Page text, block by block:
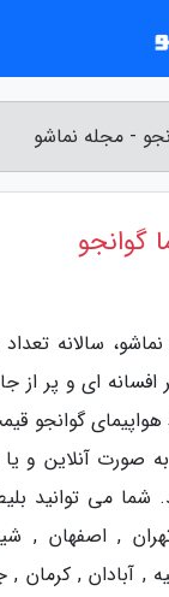
- مجله نماشو
گوانجو
سالانه
ای و پر از
هواپیمای گوانجو
صورت آنلاین و یا
شما می توانید
, اصفهان ,
, آبادان ,